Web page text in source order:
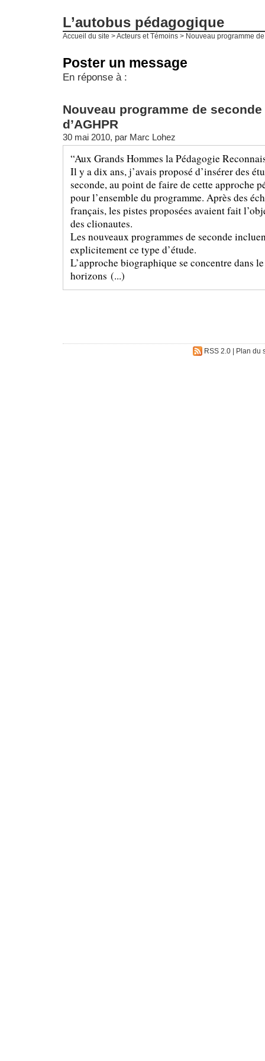
L’autobus pédagogique
Accueil du site >Acteurs et Témoins > Nouveau programme
Poster un message
En réponse à :
Nouveau programme de
d’AGHPR
30 mai 2010, par Marc Lohez
“Aux Grands Hommes la Pédagogie
Il y a dix ans, j’avais proposé d’insérer des
seconde, au point de faire de cette approche
pour l’ensemble du programme. Après des
français, les pistes proposées avaient fait
des clionautes.
Les nouveaux programmes de seconde
explicitement ce type d’étude.
L’approche biographique se concentre dans
horizons (...)
RSS 2.0| Plan du